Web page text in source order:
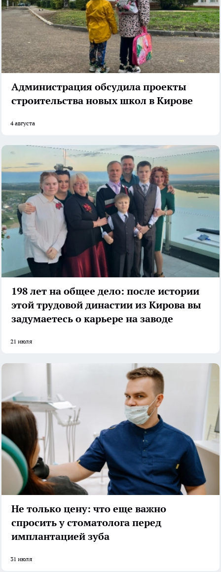
Администрация обсудила проекты
строительства новых школ в Кирове
4 августа
198 лет на общее дело: после истории
этой трудовой династии из Кирова вы
задумаетесь о карьере на заводе
21 июля
Не только цену: что еще важно
спросить у стоматолога перед
имплантацией зуба
31 июля